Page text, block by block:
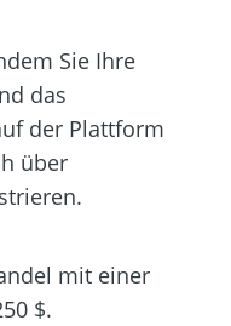
Sie Ihre
das
der Plattform
über
mit einer
$.